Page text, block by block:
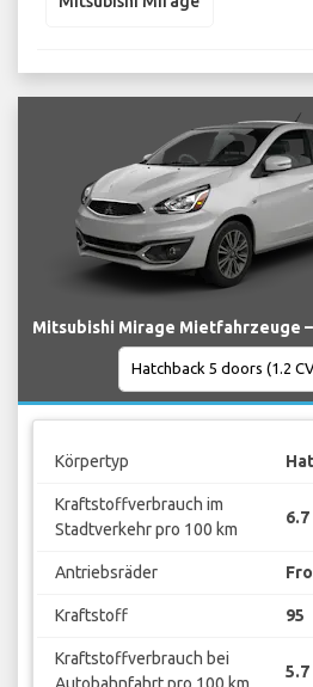
Mitsubishi Mirage Mietfahrzeuge
Körpertyp
Kraftstoffverbrauch im
Stadtverkehr pro 100 km
6.7
Antriebsräder
Kraftstoff 95
Kraftstoffverbrauch bei
5.7